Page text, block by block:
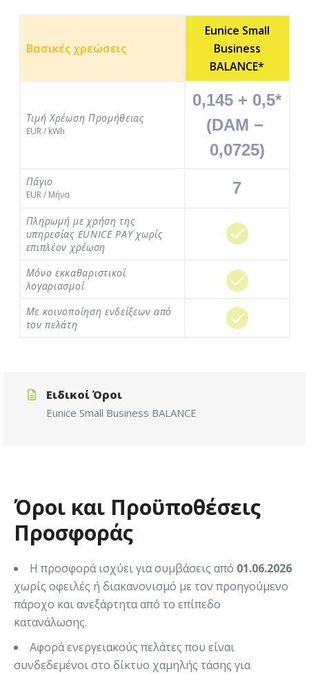
Βασικές χρεώσεις
Eunice Small
Business
BALANCE*
Τιμή Χρέωση Προμήθειας
EUR / kWh
0,145 + 0,5*
(DAM −
0,0725)
Πάγιο
EUR / Μήνα 7
Πληρωμή με χρήση της
υπηρεσίας EUNICE PAY χωρίς
επιπλέον χρέωση
Μόνο εκκαθαριστικοί
λογαριασμοί
Με κοινοποίηση ενδείξεων από
τον πελάτη
Ειδικοί Όροι
Eunice Small Business BALANCE
Όροι και Προϋποθέσεις
Προσφοράς
Η προσφορά ισχύει για συμβάσεις από 01.06.2026
χωρίς οφειλές ή διακανονισμό με τον προηγούμενο
πάροχο και ανεξάρτητα από το επίπεδο
κατανάλωσης.
Αφορά ενεργειακούς πελάτες που είναι
συνδεδεμένοι στο δίκτυο χαμηλής τάσης για